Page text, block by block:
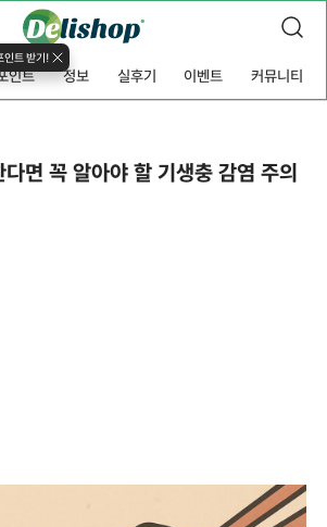
인트 받기!
인트 정보 실후기 이벤트 커뮤니티
면 꼭 알아야 할 기생충 감염 주의